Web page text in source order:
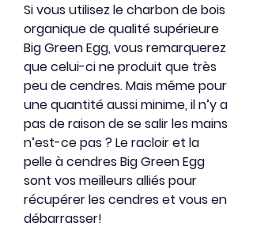
Si vous utilisez le charbon de bois
organique de qualité supérieure
Big Green Egg, vous remarquerez
que celui-ci ne produit que très
peu de cendres. Mais même pour
une quantité aussi minime, il n’y a
pas de raison de se salir les mains
n’est-ce pas ? Le racloir et la
pelle à cendres Big Green Egg
sont vos meilleurs alliés pour
récupérer les cendres et vous en
débarrasser!